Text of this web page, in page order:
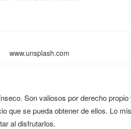
www.unsplash.com
Son valiosos por derecho
que se pueda obtener de ellos. Lo
al disfrutarlos.